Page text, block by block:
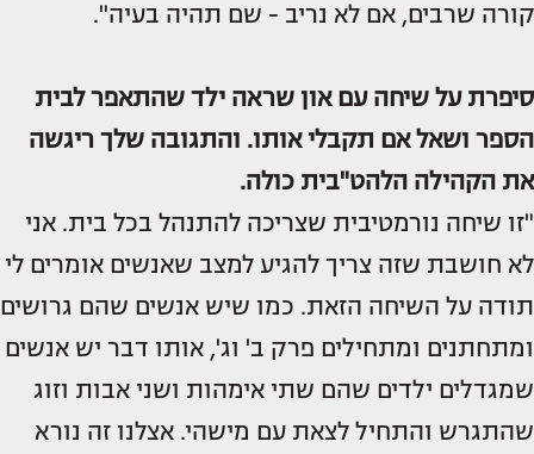
קורה שרבים, אם לא נריב - שם תהיה בעיה".
סיפרת על שיחה עם און שראה ילד שהתאפר לבית
הספר ושאל אם תקבלי אותו. והתגובה שלך ריגשה
את הקהילה הלהט"בית כולה.
"זו שיחה נורמטיבית שצריכה להתנהל בכל בית. אני
לא חושבת שזה צריך להגיע למצב שאנשים אומרים לי
תודה על השיחה הזאת. כמו שיש אנשים שהם גרושים
ומתחתנים ומתחילים פרק ב' וג', אותו דבר יש אנשים
שמגדלים ילדים שהם שתי אימהות ושני אבות וזוג
שהתגרש והתחיל לצאת עם מישהי. אצלנו זה נורא